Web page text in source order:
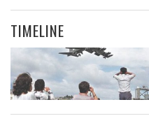
TIMELINE